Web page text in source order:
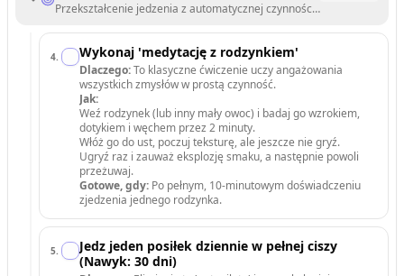
Przekształcenie jedzenia z automatycznej czynności w świadome
4. Wykonaj 'medytację z rodzynkiem'
Dlaczego:To klasyczne ćwiczenie uczy angażowania
wszystkich zmysłów w prostą czynność.
Jak:
Weź rodzynek (lub inny mały owoc) i badaj go wzrokiem,
dotykiem i węchem przez 2 minuty.
Włóż go do ust, poczuj teksturę, ale jeszcze nie gryź.
Ugryź raz i zauważ eksplozję smaku, a następnie powoli
przeżuwaj.
Gotowe, gdy: Po pełnym, 10-minutowym doświadczeniu
zjedzenia jednego rodzynka.
5.
Jedz jeden posiłek dziennie w pełnej ciszy
(Nawyk: 30 dni)